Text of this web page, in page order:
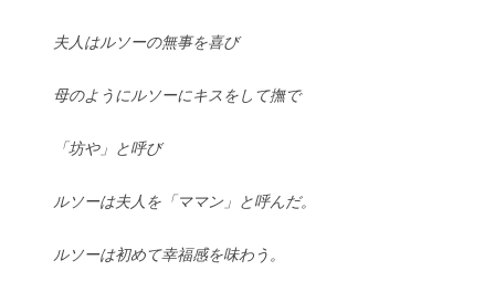
夫人はルソーの無事を喜び
母のようにルソーにキスをして撫で
「坊や」と呼び
ルソーは夫人を「ママン」と呼んだ。
ルソーは初めて幸福感を味わう。